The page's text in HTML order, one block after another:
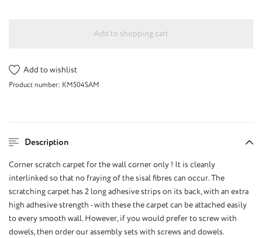
Add to shopping cart
Add to wishlist
Product number: KM504SAM
Description
Corner scratch carpet for the wall corner only ! It is cleanly
interlinked so that no fraying of the sisal fibres can occur. The
scratching carpet has 2 long adhesive strips on its back, with an extra
high adhesive strength - with these the carpet can be attached easily
to every smooth wall. However, if you would prefer to screw with
dowels, then order our assembly sets with screws and dowels.